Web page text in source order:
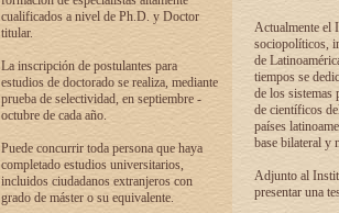
cualificados a nivel de Ph.D. y Doctor
titular.
La inscripción de postulantes para
estudios de doctorado se realiza, mediante
prueba de selectividad, en septiembre -
octubre de cada año.
Puede concurrir toda persona que haya
completado estudios universitarios,
incluidos ciudadanos extranjeros con
grado de máster o su equivalente.
Actualmente el
sociopolíticos,
de
tiempos se
de los sistemas
de científicos
países
base bilateral y
Adjunto al
presentar una